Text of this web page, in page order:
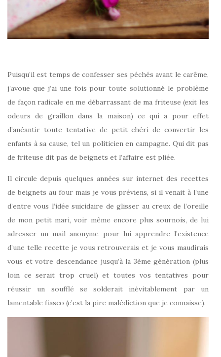
Puisqu’il est temps de confesser ses péchés avant le carême,
j’avoue que j’ai une fois pour toute solutionné le problème
de façon radicale en me débarrassant de ma friteuse (exit les
odeurs de graillon dans la maison) ce qui a pour effet
d’anéantir toute tentative de petit chéri de convertir les
enfants à sa cause, tel un politicien en campagne. Qui dit pas
de friteuse dit pas de beignets et l’affaire est pliée.
Il circule depuis quelques années sur internet des recettes
de beignets au four mais je vous préviens, si il venait à l’une
d’entre vous l’idée suicidaire de glisser au creux de l’oreille
de mon petit mari, voir même encore plus sournois, de lui
adresser un mail anonyme pour lui apprendre l’existence
d’une telle recette je vous retrouverais et je vous maudirais
vous et votre descendance jusqu’à la 3ème génération (plus
loin ce serait trop cruel) et toutes vos tentatives pour
réussir un soufflé se solderait inévitablement par un
lamentable fiasco (c’est la pire malédiction que je connaisse).